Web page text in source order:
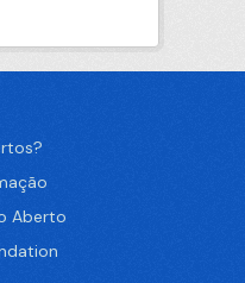
Aberto